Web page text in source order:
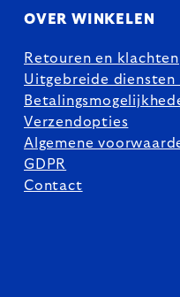
OVER WINKELEN
Retouren en klachten
Uitgebreide
Verzendopties
Algemene
GDPR
Contact